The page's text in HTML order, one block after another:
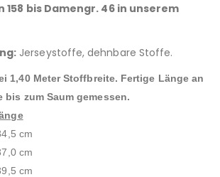
158 bis Damengr. 46 in unserem
Jerseystoffe, dehnbare Stoffe.
1,40 Meter Stoffbreite. Fertige Länge an
bis zum Saum gemessen.
cm
cm
cm